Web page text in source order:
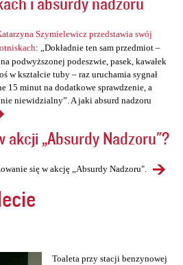
Szymielewicz przedstawia swój
: „Dokładnie ten sam przedmiot –
podwyższonej podeszwie, pasek, kawałek
w kształcie tuby – raz uruchamia sygnał
15 minut na dodatkowe sprawdzenie, a
niewidzialny”. A jaki absurd nadzoru
akcji „Absurdy Nadzoru"?
się w akcję „Absurdy Nadzoru".
Toaleta przy stacji benzynowej